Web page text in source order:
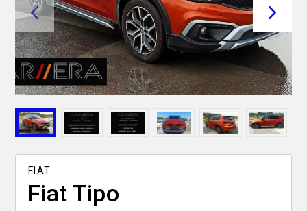
Απόψεις
Test drive
Δοκιμή
Αποστολή
Συγκρίνουμε
Αγώνες
< >
FIAT
Fiat Tipo